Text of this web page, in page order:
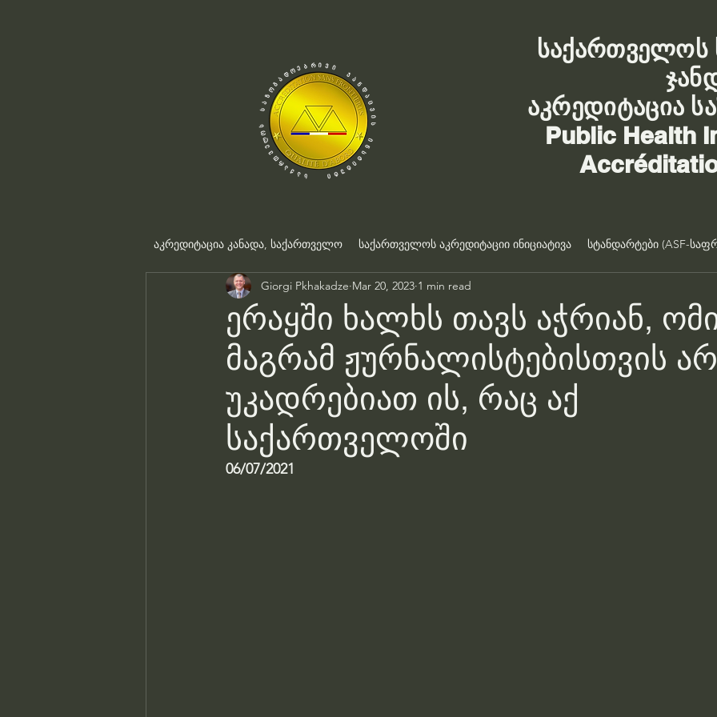
საქართველოს
აკრედიტაცია
Public Health
აკრედიტაცია კანადა, საქართველო საქართველოს აკრედიტაციი ინიციატივა სტანდარტები (ASF-
ერაყში ხალხს თავს აჭრიან,
მაგრამ ჟურნალისტებისთვის არ
უკადრებიათ ის, რაც აქ
საქართველოში
Giorgi Pkhakadze Mar 20, 2023 1 min read
06/07/2021